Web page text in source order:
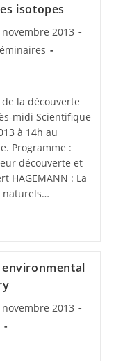
isotopes
novembre 2013
la découverte
midi Scientifique
à 14h au
Programme :
découverte et
HAGEMANN : La
naturels…
novembre 2013